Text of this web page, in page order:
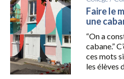
Faire le
une
“On a
cabane.”
ces mots
les élèves